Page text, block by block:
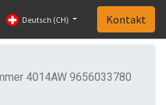
Deutsch (CH) Kontakt
4014AW 9656033780